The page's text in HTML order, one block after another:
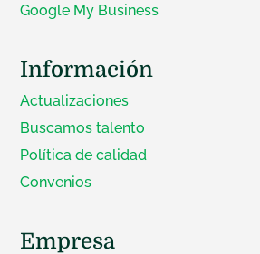
Google My Business
Información
Actualizaciones
Buscamos talento
Política de calidad
Convenios
Empresa